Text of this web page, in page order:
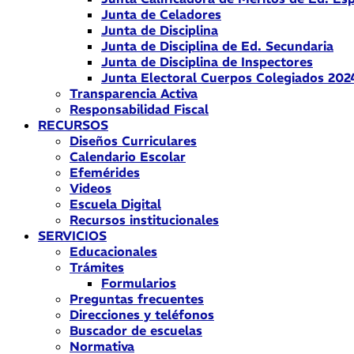
Junta de Celadores
Junta de Disciplina
Junta de Disciplina de Ed. Secundaria
Junta de Disciplina de Inspectores
Junta Electoral Cuerpos Colegiados
Transparencia Activa
Responsabilidad Fiscal
RECURSOS
Diseños Curriculares
Calendario Escolar
Efemérides
Videos
Escuela Digital
Recursos institucionales
SERVICIOS
Educacionales
Trámites
Formularios
Preguntas frecuentes
Direcciones y teléfonos
Buscador de escuelas
Normativa